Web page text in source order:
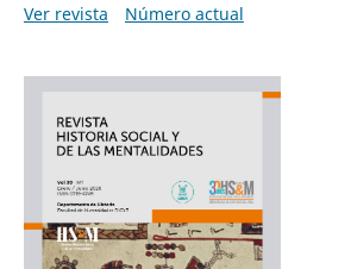
Ver revista
Número actual